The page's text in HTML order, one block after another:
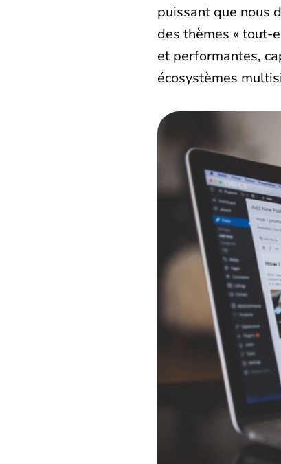
puissant que nous
des thèmes « tout-
et performantes,
écosystèmes